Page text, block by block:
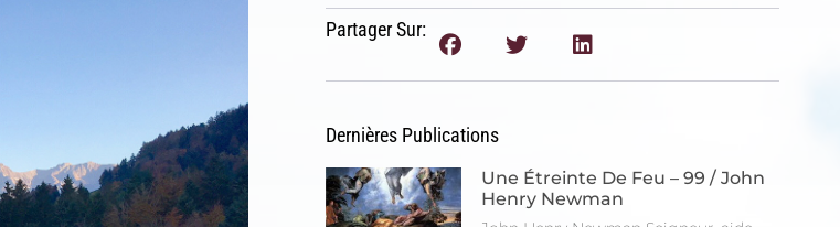
Partager Sur:
Dernières Publications
Une Étreinte De Feu – 99 / John
Henry Newman